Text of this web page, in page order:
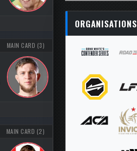
MAIN CARD (3)
MAIN CARD (2)
ORGANISATIONS